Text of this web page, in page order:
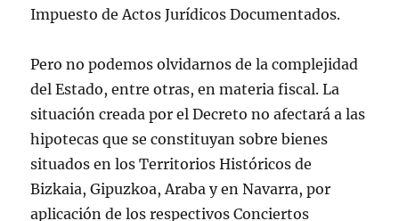
Impuesto de Actos Jurídicos Documentados.
Pero no podemos olvidarnos de la complejidad
del Estado, entre otras, en materia fiscal. La
situación creada por el Decreto no afectará a las
hipotecas que se constituyan sobre bienes
situados en los Territorios Históricos de
Bizkaia, Gipuzkoa, Araba y en Navarra, por
aplicación de los respectivos Conciertos